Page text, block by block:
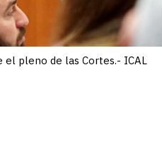
el pleno de las Cortes.- ICAL